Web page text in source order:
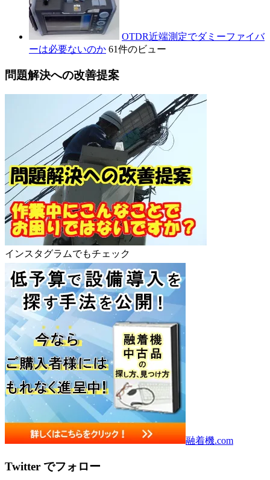
OTDR近端測定でダミーファイバ
ーは必要ないのか 61件のビュー
問題解決への改善提案
インスタグラムでもチェック
融着機.com
Twitter でフォロー